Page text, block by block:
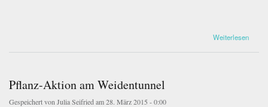
Weiterlesen
Pflanz-Aktion am Weidentunnel
Gespeichert von Julia Seifried am 28. März 2015 - 0:00